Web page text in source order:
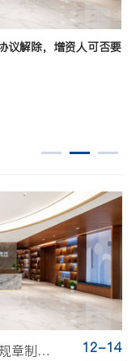
议解除，增资人可否要
广和评述|广和说法 |用人单位以违反规章制度为由对公司经理调岗调薪及解除合同的行为是否合法
12-14